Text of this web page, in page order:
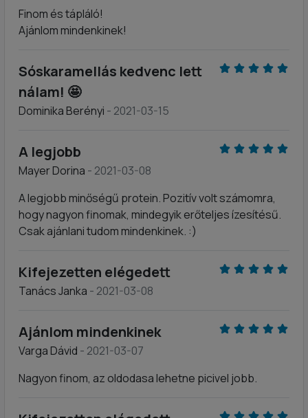
Finom és tápláló!
Ajánlom mindenkinek!
Sóskaramellás kedvenc lett
nálam! 🤩
Dominika Berényi - 2021-03-15
A legjobb
Mayer Dorina - 2021-03-08
A legjobb minőségű protein. Pozitív volt számomra,
hogy nagyon finomak, mindegyik erőteljes ízesítésű.
Csak ajánlani tudom mindenkinek. :)
Kifejezetten elégedett
Tanács Janka - 2021-03-08
Ajánlom mindenkinek
Varga Dávid - 2021-03-07
Nagyon finom, az oldodasa lehetne picivel jobb.